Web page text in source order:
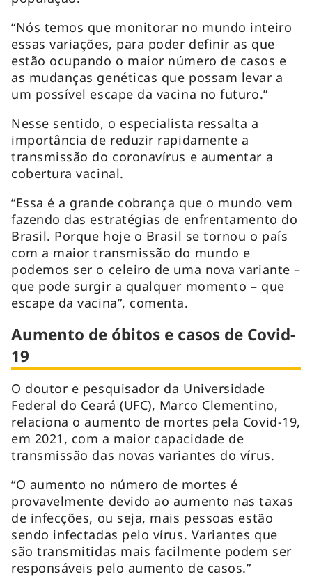
“Nós temos que monitorar no mundo inteiro
essas variações, para poder definir as que
estão ocupando o maior número de casos e
as mudanças genéticas que possam levar a
um possível escape da vacina no futuro.”
Nesse sentido, o especialista ressalta a
importância de reduzir rapidamente a
transmissão do coronavírus e aumentar a
cobertura vacinal.
“Essa é a grande cobrança que o mundo vem
fazendo das estratégias de enfrentamento do
Brasil. Porque hoje o Brasil se tornou o país
com a maior transmissão do mundo e
podemos ser o celeiro de uma nova variante –
que pode surgir a qualquer momento – que
escape da vacina”, comenta.
Aumento de óbitos e casos de Covid-
19
O doutor e pesquisador da Universidade
Federal do Ceará (UFC), Marco Clementino,
relaciona o aumento de mortes pela Covid-19,
em 2021, com a maior capacidade de
transmissão das novas variantes do vírus.
“O aumento no número de mortes é
provavelmente devido ao aumento nas taxas
de infecções, ou seja, mais pessoas estão
sendo infectadas pelo vírus. Variantes que
são transmitidas mais facilmente podem ser
responsáveis pelo aumento de casos.”